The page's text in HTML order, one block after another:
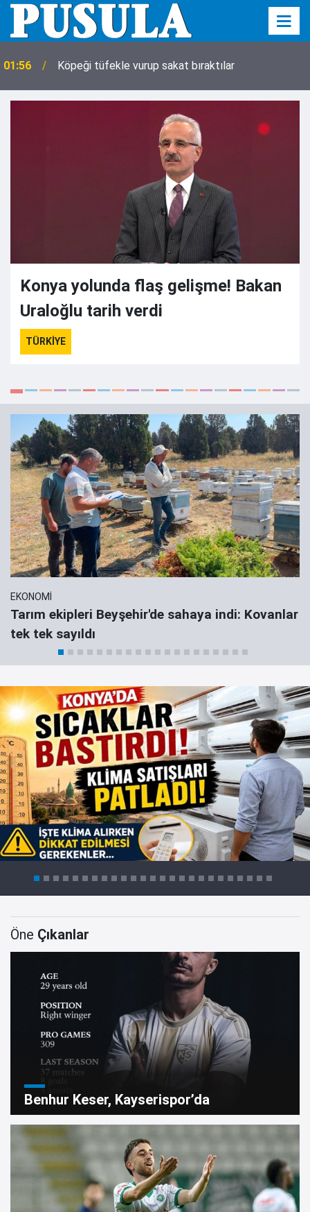
01:56 Köpeği tüfekle vurup sakat bıraktılar
Konya yolunda flaş gelişme! Bakan
Uraloğlu tarih verdi
TÜRKİYE
EKONOMİ
Tarım ekipleri Beyşehir'de sahaya indi: Kovanlar
tek tek sayıldı
Öne Çıkanlar
Benhur Keser, Kayserispor’da